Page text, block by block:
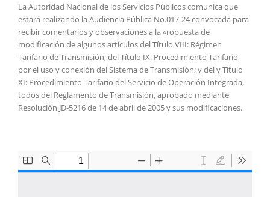
La Autoridad Nacional de los Servicios Públicos comunica que
estará realizando la Audiencia Pública No.017-24 convocada para
recibir comentarios y observaciones a la «ropuesta de
modificación de algunos artículos del Título VIII: Régimen
Tarifario de Transmisión; del Título IX: Procedimiento Tarifario
por el uso y conexión del Sistema de Transmisión; y del y Título
XI: Procedimiento Tarifario del Servicio de Operación Integrada,
todos del Reglamento de Transmisión, aprobado mediante
Resolución JD-5216 de 14 de abril de 2005 y sus modificaciones.